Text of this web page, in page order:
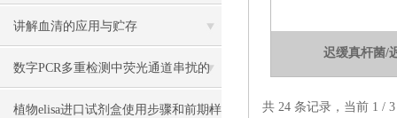
讲解血清的应用与贮存
数字PCR多重检测中荧光通道串扰的
常见问题梳理与核心技术难点解析
植物elisa进口试剂盒使用步骤和前期样
迟缓真杆菌/
共 24 条记录，当前 1